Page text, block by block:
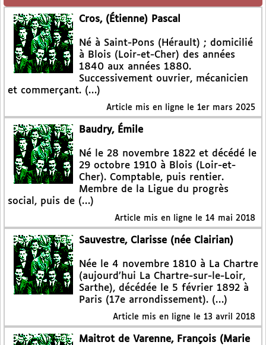
Cros, (Étienne) Pascal
Né à Saint-Pons (Hérault) ; domicilié
à Blois (Loir-et-Cher) des années
1840 aux années 1880.
Successivement ouvrier, mécanicien
et commerçant. (…)
Article mis en ligne le 1er mars 2025
Baudry, Émile
Né le 28 novembre 1822 et décédé le
29 octobre 1910 à Blois (Loir-et-
Cher). Comptable, puis rentier.
Membre de la Ligue du progrès
social, puis de (…)
Article mis en ligne le 14 mai 2018
Sauvestre, Clarisse (née Clairian)
Née le 4 novembre 1810 à La Chartre
(aujourd’hui La Chartre-sur-le-Loir,
Sarthe), décédée le 5 février 1892 à
Paris (17e arrondissement). (…)
Article mis en ligne le 13 avril 2018
Maitrot de Varenne, François (Marie